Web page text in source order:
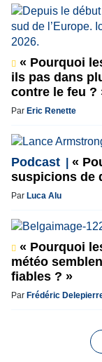
« Pourquoi
ils pas dans
contre le feu ?
Par Eric Renette
Podcast
«
suspicions de
Par Luca Alu
« Pourquoi
météo
fiables ? »
Par Frédéric